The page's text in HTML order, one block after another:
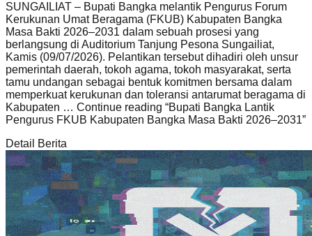
SUNGAILIAT – Bupati Bangka melantik Pengurus Forum
Kerukunan Umat Beragama (FKUB) Kabupaten Bangka
Masa Bakti 2026–2031 dalam sebuah prosesi yang
berlangsung di Auditorium Tanjung Pesona Sungailiat,
Kamis (09/07/2026). Pelantikan tersebut dihadiri oleh unsur
pemerintah daerah, tokoh agama, tokoh masyarakat, serta
tamu undangan sebagai bentuk komitmen bersama dalam
memperkuat kerukunan dan toleransi antarumat beragama di
Kabupaten … Continue reading “Bupati Bangka Lantik
Pengurus FKUB Kabupaten Bangka Masa Bakti 2026–2031”
Detail Berita